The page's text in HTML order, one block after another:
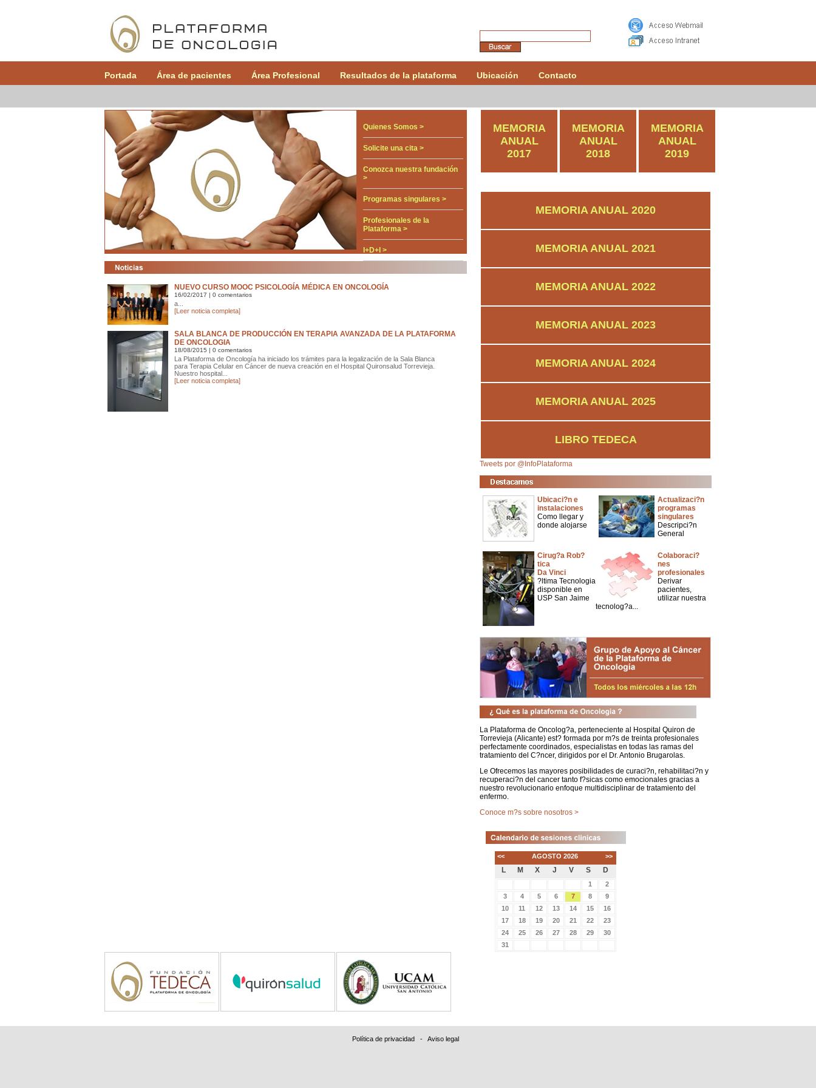
Portada Área de pacientes Área Profesional Resultados de la plataforma Ubicación Contacto
Quienes Somos >
Solicite una cita >
Conozca nuestra fundación
>
Programas singulares >
Profesionales de la
Plataforma >
I+D+I >
NUEVO CURSO MOOC PSICOLOGÍA MÉDICA EN ONCOLOGÍA
16/02/2017 | 0 comentarios
a...
[Leer noticia completa]
SALA BLANCA DE PRODUCCIÓN EN TERAPIA AVANZADA DE LA PLATAFORMA
DE ONCOLOGIA
18/08/2015 | 0 comentarios
La Plataforma de Oncología ha iniciado los trámites para la legalización de la Sala Blanca
para Terapia Celular en Cáncer de nueva creación en el Hospital Quironsalud Torrevieja.
Nuestro hospital...
[Leer noticia completa]
MEMORIA
ANUAL
2017
MEMORIA
ANUAL
2018
MEMORIA
ANUAL
2019
MEMORIA ANUAL 2020
MEMORIA ANUAL 2021
MEMORIA ANUAL 2022
MEMORIA ANUAL 2023
MEMORIA ANUAL 2024
MEMORIA ANUAL 2025
LIBRO TEDECA
Tweets por @InfoPlataforma
Ubicaci?n e
instalaciones
Como llegar y
donde alojarse
Actualizaci?n
programas
singulares
Descripci?n
General
Cirug?a Rob?
tica
Da Vinci
?ltima Tecnologia
disponible en
USP San Jaime
Colaboraci?
nes
profesionales
Derivar
pacientes,
utilizar nuestra
tecnolog?a...
La Plataforma de Oncolog?a, perteneciente al Hospital Quiron de
Torrevieja (Alicante) est? formada por m?s de treinta profesionales
perfectamente coordinados, especialistas en todas las ramas del
tratamiento del C?ncer, dirigidos por el Dr. Antonio Brugarolas.
Le Ofrecemos las mayores posibilidades de curaci?n, rehabilitaci?n y
recuperaci?n del cancer tanto f?sicas como emocionales gracias a
nuestro revolucionario enfoque multidisciplinar de tratamiento del
enfermo.
Conoce m?s sobre nosotros >
<< AGOSTO 2026 >>
L M X J V S D
1
2
3
4 5 6 7 8
9
10
11 12 13 14 15
16
17
18 19 20 21 22
23
24
25 26 27 28 29
30
31
Política de privacidad- Aviso legal